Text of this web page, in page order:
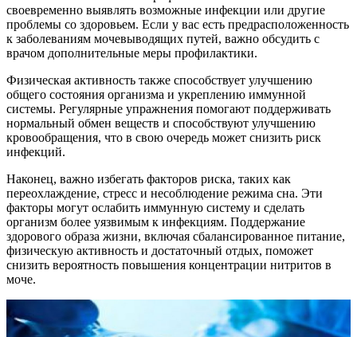
своевременно выявлять возможные инфекции или другие
проблемы со здоровьем. Если у вас есть предрасположенность
к заболеваниям мочевыводящих путей, важно обсудить с
врачом дополнительные меры профилактики.
Физическая активность также способствует улучшению
общего состояния организма и укреплению иммунной
системы. Регулярные упражнения помогают поддерживать
нормальный обмен веществ и способствуют улучшению
кровообращения, что в свою очередь может снизить риск
инфекций.
Наконец, важно избегать факторов риска, таких как
переохлаждение, стресс и несоблюдение режима сна. Эти
факторы могут ослабить иммунную систему и сделать
организм более уязвимым к инфекциям. Поддержание
здорового образа жизни, включая сбалансированное питание,
физическую активность и достаточный отдых, поможет
снизить вероятность повышения концентрации нитритов в
моче.